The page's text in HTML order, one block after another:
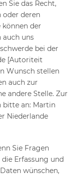
Sie das Recht,
oder deren
können der
auch uns
bei der
[Autoriteit
Wunsch stellen
auch zur
andere Stelle. Zur
bitte an: Martin
Niederlande
Sie Fragen
Erfassung und
wünschen,